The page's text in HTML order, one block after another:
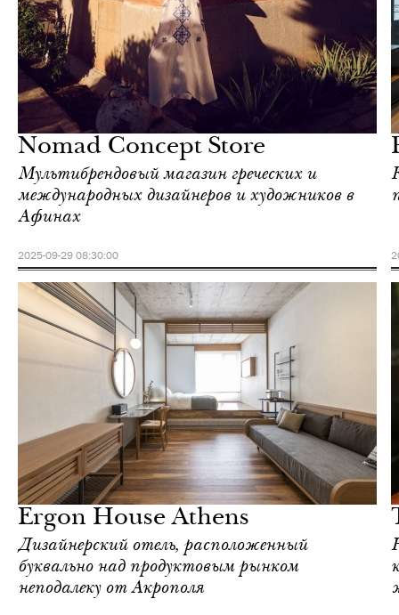
Nomad Concept Store
Мультибрендовый магазин греческих и
международных дизайнеров и художников в
Афинах
2025-09-29 08:30:00
Ergon House Athens
Дизайнерский отель, расположенный
буквально над продуктовым рынком
неподалеку от Акрополя
жизнь